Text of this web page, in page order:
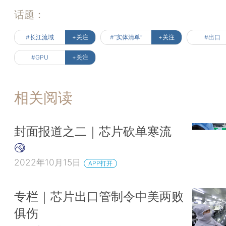
话题：
#长江流域 +关注 #“实体清单” +关注 #出口
#GPU +关注
相关阅读
封面报道之二｜芯片砍单寒流
2022年10月15日 APP打开
专栏｜芯片出口管制令中美两败
俱伤